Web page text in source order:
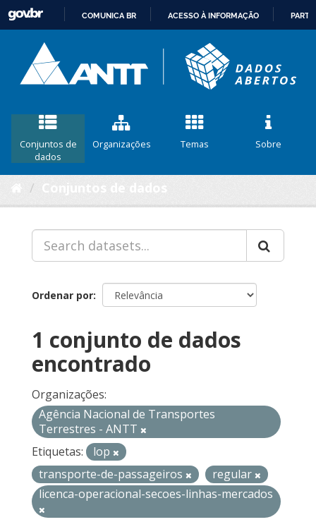
CONTEÚDO
COMUNICA BR ACESSO À INFORMAÇÃO
Conjuntos de
dados
Organizações Temas Sobre
Ordenar por
1 conjunto de dados
encontrado
Organizações:
Agência Nacional de Transportes
Terrestres - ANTT
Etiquetas:
lop
transporte-de-passageiros
regular
licenca-operacional-secoes-linhas-mercados